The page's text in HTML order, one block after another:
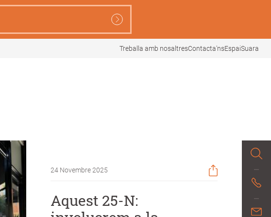
Treballa amb nosaltresContacta'nsEspaiSuara
24 Novembre 2025
Aquest 25-N: